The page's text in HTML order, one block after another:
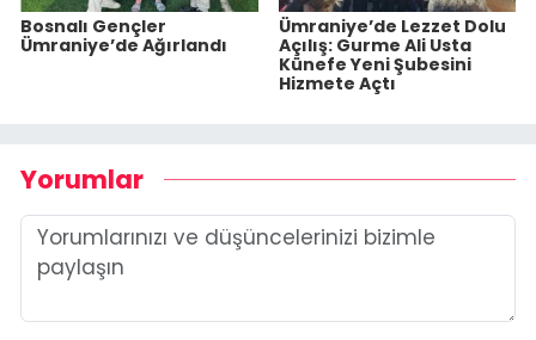
Bosnalı Gençler
Ümraniye’de Ağırlandı
Ümraniye’de Lezzet Dolu
Açılış: Gurme Ali Usta
Künefe Yeni Şubesini
Hizmete Açtı
Yorumlar